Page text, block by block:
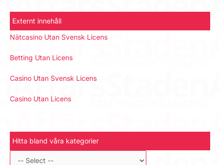
Externt innehåll
Nätcasino Utan Svensk Licens
Betting Utan Licens
Casino Utan Svensk Licens
Casino Utan Licens
Hitta bland våra kategorier